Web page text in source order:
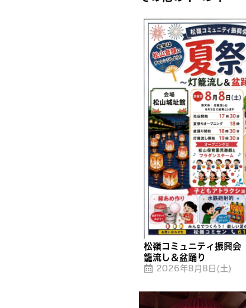
松嶺コミュニティ振興会
籠流し＆盆踊り
2026年8月8日(土)